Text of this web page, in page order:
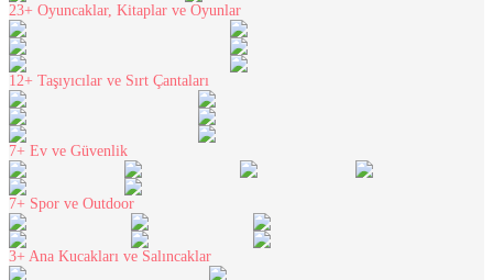
23+ Oyuncaklar, Kitaplar ve Oyunlar
12+ Taşıyıcılar ve Sırt Çantaları
7+ Ev ve Güvenlik
7+ Spor ve Outdoor
3+ Ana Kucakları ve Salıncaklar